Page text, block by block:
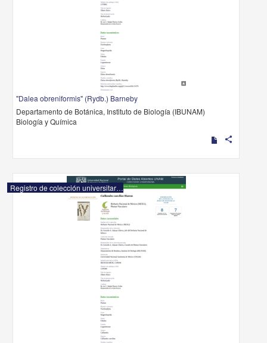
"Dalea obreniformis" (Rydb.) Barneby
Departamento de Botánica, Instituto de Biología (IBUNAM)
Biología y Química
share
Registro de colección universitaria